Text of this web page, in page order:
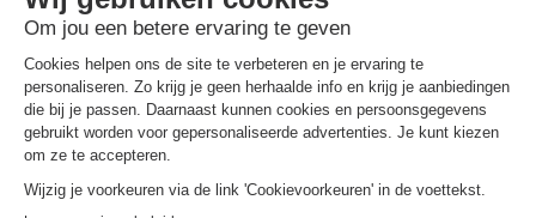
Center Parcs De Huttenheugte
Drenthe
Goed
Spelen op het Adventure Island
Duik in de subtropische Aqua Mundo
Pal naast Plopsa Indoor Coevorden
Bungalow 2 personen